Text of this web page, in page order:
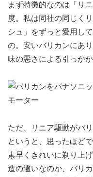
まず特徴的なのは「リ
度。私は同社の同じく
シュ」をずっと愛用し
の。安いバリカンにあ
味の悪さによる引っか
ただ、リニア駆動がバ
というと、思ったほど
素早くきれいに剃り上
造の違いなのか、バリ